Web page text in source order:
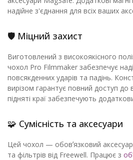
надійне з'єднання для всіх ваших
🛡️ Міцний захист
Виготовлений з високоякісного
чохол Pro Filmmaker забезпечує
повсякденних ударів та падінь.
вирізом гарантує повний доступ до
підняті краї забезпечують
🧩 Сумісність та аксесуари
Цей чохол — обовʼязковий
та фільтрів від Freewell. Працює з